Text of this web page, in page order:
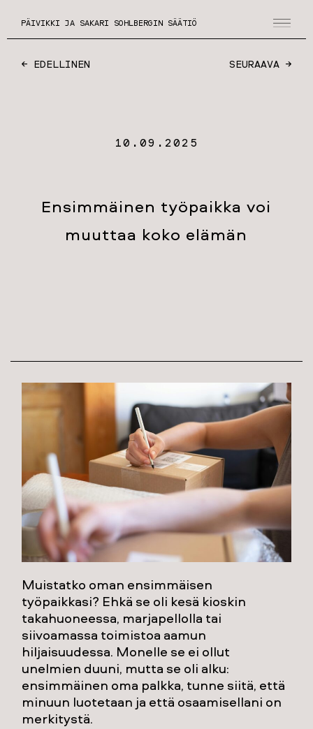
PÄIVIKKI JA SAKARI SOHLBERGIN SÄÄTIÖ
← EDELLINEN SEURAAVA →
10.09.2025
Ensimmäinen työpaikka voi
muuttaa koko elämän
Muistatko oman ensimmäisen
työpaikkasi? Ehkä se oli kesä kioskin
takahuoneessa, marjapellolla tai
siivoamassa toimistoa aamun
hiljaisuudessa. Monelle se ei ollut
unelmien duuni, mutta se oli alku:
ensimmäinen oma palkka, tunne siitä, että
minuun luotetaan ja että osaamisellani on
merkitystä.